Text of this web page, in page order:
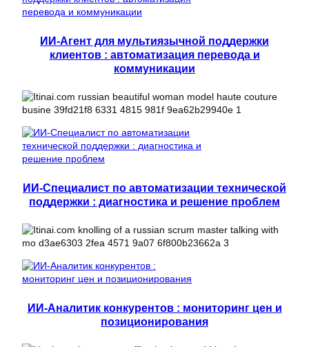
ИИ-Агент для мультиязычной поддержки
клиентов : автоматизация перевода и
коммуникации
ИИ-Специалист по автоматизации технической
поддержки : диагностика и решение проблем
ИИ-Аналитик конкурентов : мониторинг цен и
позиционирования